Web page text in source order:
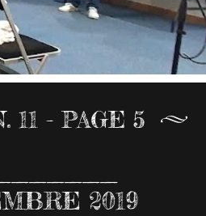
11 - PAGE 5
2019